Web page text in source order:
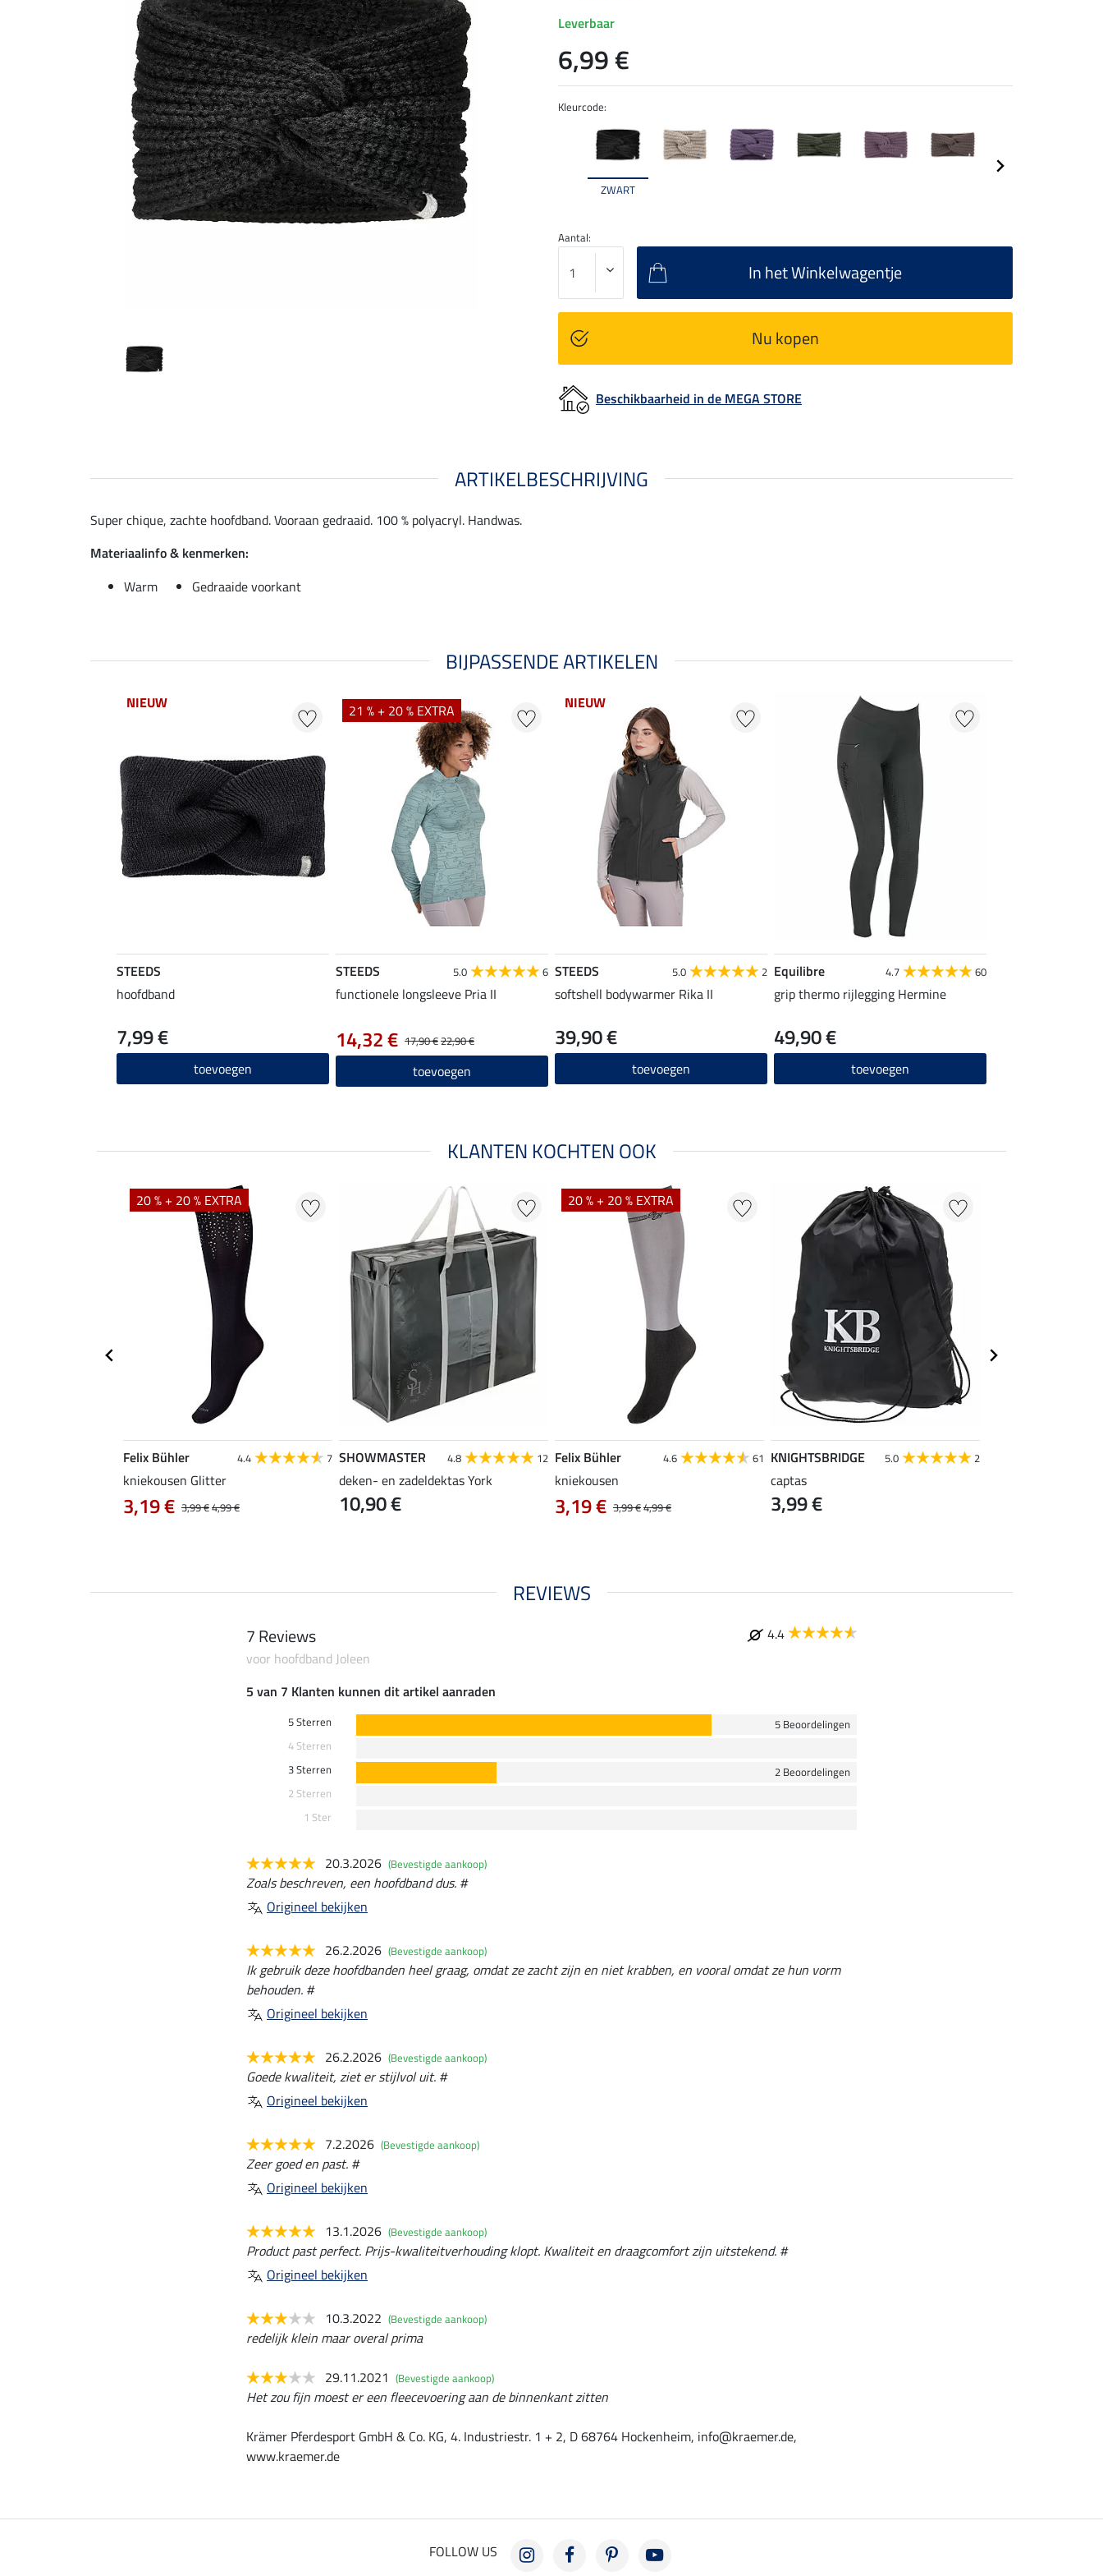
Kleurcode:
ZWART
Leverbaar
6,99 €
Aantal:
In het Winkelwagentje
Nu kopen
Beschikbaarheid in de MEGA STORE
ARTIKELBESCHRIJVING
Super chique, zachte hoofdband. Vooraan gedraaid. 100 % polyacryl. Handwas.
Materiaalinfo & kenmerken:
Warm
Gedraaide voorkant
BIJPASSENDE ARTIKELEN
NIEUW
STEEDS
hoofdband
7,99 €
toevoegen
21 % + 20 % EXTRA
STEEDS 5.0 6
functionele longsleeve Pria II
17,90 €22,90 €
14,32 €
toevoegen
NIEUW
STEEDS 5.0 2
softshell bodywarmer Rika II
39,90 €
toevoegen
Equilibre 4.7 60
grip thermo rijlegging Hermine
49,90 €
toevoegen
KLANTEN KOCHTEN OOK
20 % + 20 % EXTRA
Felix Bühler 4.4 7
kniekousen Glitter
3,99 €4,99 €
3,19 €
SHOWMASTER 4.8 12
deken- en zadeldektas York
10,90 €
20 % + 20 % EXTRA
Felix Bühler 4.6 61
kniekousen
3,99 €4,99 €
3,19 €
KNIGHTSBRIDGE 5.0 2
captas
3,99 €
REVIEWS
7 Reviews
4.4
voor hoofdband Joleen
5 van 7 Klanten kunnen dit artikel aanraden
5 Sterren
5 Beoordelingen
4 Sterren
3 Sterren
2 Beoordelingen
2 Sterren
1 Ster
20.3.2026 (Bevestigde aankoop)
Zoals beschreven, een hoofdband dus. #
Origineel bekijken
26.2.2026 (Bevestigde aankoop)
Ik gebruik deze hoofdbanden heel graag, omdat ze zacht zijn en niet krabben, en vooral omdat ze hun vorm
behouden. #
Origineel bekijken
26.2.2026 (Bevestigde aankoop)
Goede kwaliteit, ziet er stijlvol uit. #
Origineel bekijken
7.2.2026 (Bevestigde aankoop)
Zeer goed en past. #
Origineel bekijken
13.1.2026 (Bevestigde aankoop)
Product past perfect. Prijs-kwaliteitverhouding klopt. Kwaliteit en draagcomfort zijn uitstekend. #
Origineel bekijken
10.3.2022 (Bevestigde aankoop)
redelijk klein maar overal prima
29.11.2021 (Bevestigde aankoop)
Het zou fijn moest er een fleecevoering aan de binnenkant zitten
Krämer Pferdesport GmbH & Co. KG, 4. Industriestr. 1 + 2, D 68764 Hockenheim, info@kraemer.de,
www.kraemer.de
FOLLOW US